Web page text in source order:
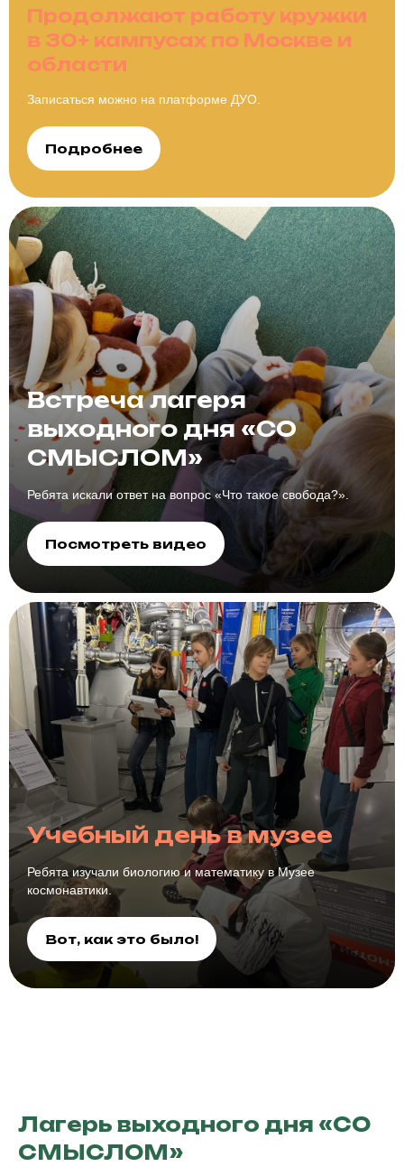
Продолжают работу кружки
в 30+ кампусах по Москве и
области
Записаться можно на платформе ДУО.
Подробнее
Встреча лагеря
выходного дня «СО
СМЫСЛОМ»
Ребята искали ответ на вопрос «Что такое свобода?».
Посмотреть видео
Учебный день в музее
Ребята изучали биологию и математику в Музее
космонавтики.
Вот, как это было!
Лагерь выходного дня «СО
СМЫСЛОМ»